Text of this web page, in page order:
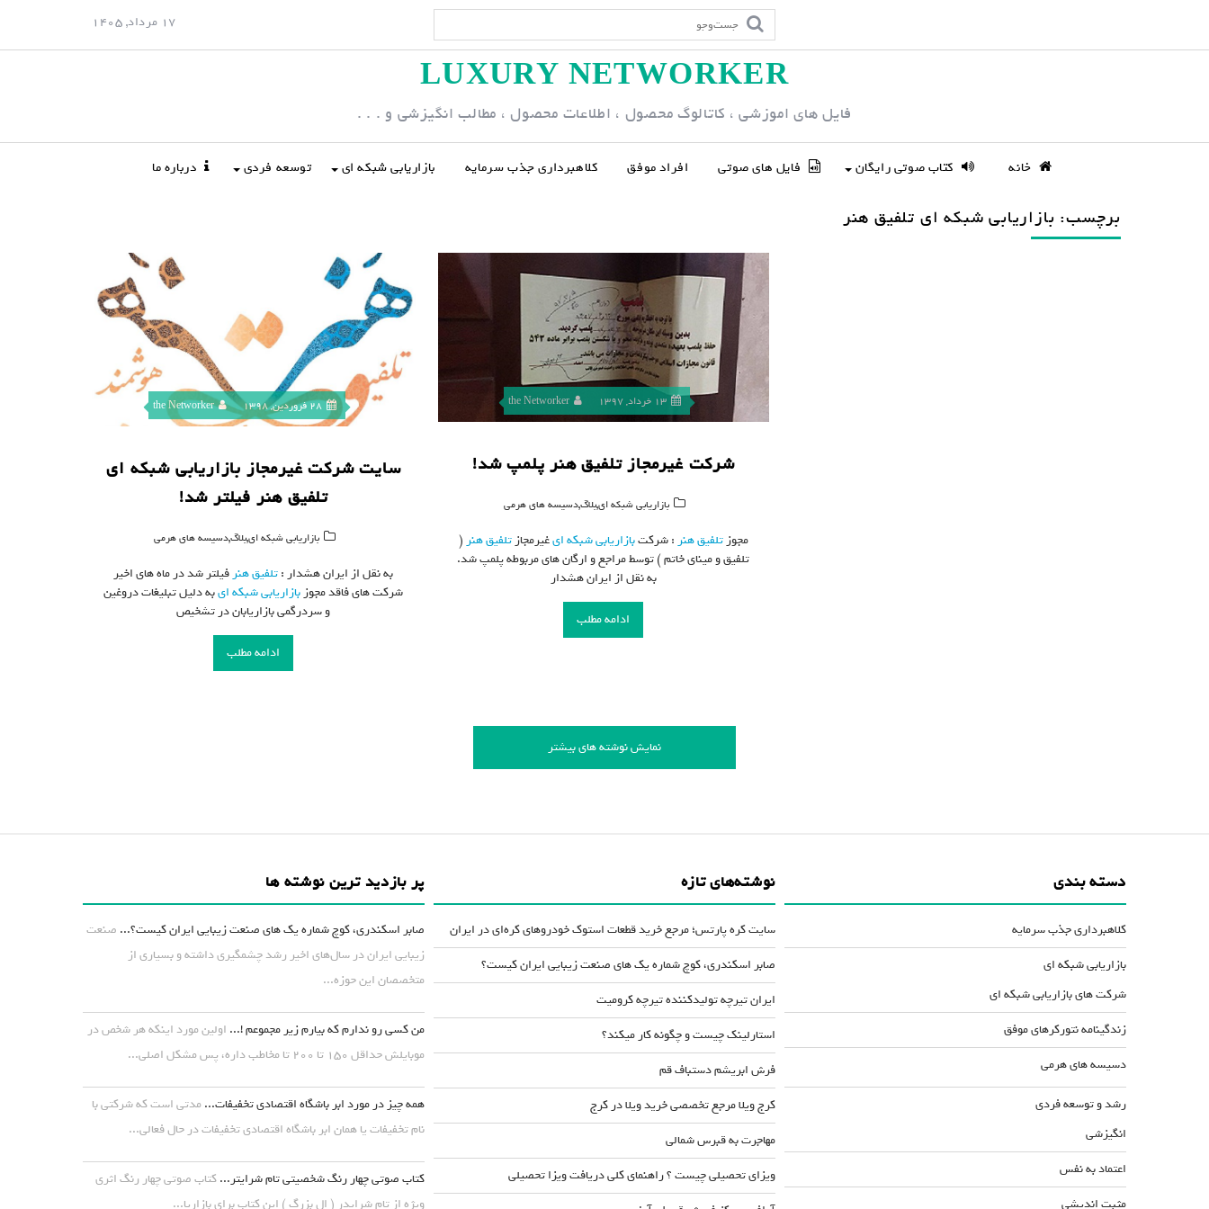
o
17 مرداد, 1405
LUXURY NETWORKER
فایل های اموزشی ، کاتالوگ محصول ، اطلاعات محصول ، مطالب انگیزشی و . . .
خانه کتاب صوتی رایگان فایل های صوتی افراد موفق کلاهبرداری جذب سرمایه بازاریابی شبکه ای توسعه فردی درباره ما
برچسب: بازاریابی شبکه ای تلفیق هنر
28 فروردین, 1398 the Networker
سایت شرکت غیرمجاز بازاریابی شبکه ای
تلفیق هنر فیلتر شد!
بازاریابی شبکه ای,بلاگ,دسیسه های هرمی
به نقل از ایران هشدار :تلفیق هنر فیلتر شد در ماه های اخیر
شرکت های فاقد مجوز بازاریابی شبکه ایبه دلیل تبلیغات دروغین
و سردرگمی بازاریابان در تشخیص
ادامه مطلب
13 خرداد, 1397 the Networker
شرکت غیرمجاز تلفیق هنر پلمپ شد!
بازاریابی شبکه ای,بلاگ,دسیسه های هرمی
مجوزتلفیق هنر : شرکتبازاریابی شبکه ایغیرمجازتلفیق هنر (
تلفیق و مینای خاتم ) توسط مراجع و ارگان های مربوطه پلمپ شد.
به نقل از ایران هشدار
ادامه مطلب
نمایش نوشته های بیشتر
پر بازدید ترین نوشته ها
صابر اسکندری، کوچ شماره یک های صنعت زیبایی ایران کیست؟... صنعت
زیبایی ایران در سال‌های اخیر رشد چشمگیری داشته و بسیاری از
متخصصان این حوزه...
من کسی رو ندارم که بیارم زیر مجموعم !... اولین مورد اینکه هر شخص در
موبایلش حداقل ۱۵۰ تا ۲۰۰ تا مخاطب داره، پس مشکل اصلی...
همه چیز در مورد ابر باشگاه اقتصادی تخفیفات...مدتی است که شرکتی با
نام تخفیفات یا همان ابر باشگاه اقتصادی تخفیفات در حال فعالی...
کتاب صوتی چهار رنگ شخصیتی تام شرایتر...کتاب صوتی چهار رنگ اثری
ویژه از تام شرایدر ( ال بزرگ ) این کتاب برای بازاریا...
نوشته‌های تازه
سایت کره پارتس؛ مرجع خرید قطعات استوک خودروهای کره‌ای در ایران
صابر اسکندری، کوچ شماره یک های صنعت زیبایی ایران کیست؟
ایران تیرچه تولیدکننده تیرچه کرومیت
استارلینک چیست و چگونه کار میکند؟
فرش ابریشم دستباف قم
کرج ویلا مرجع تخصصی خرید ویلا در کرج
مهاجرت به قبرس شمالی
ویزای تحصیلی چیست ؟ راهنمای کلی دریافت ویزا تحصیلی
دسته بندی
کلاهبرداری جذب سرمایه
بازاریابی شبکه ای
شرکت های بازاریابی شبکه ای
زندگینامه نتورکرهای موفق
دسیسه های هرمی
رشد و توسعه فردی
انگیزشی
اعتماد به نفس
مثبت اندیشی